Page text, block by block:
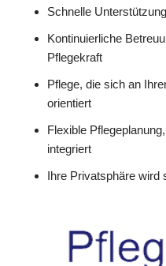
Schnelle
Kontinuierliche
Pflegekraft
Pflege, die sich an
orientiert
Flexible
integriert
Ihre Privatsphäre wird